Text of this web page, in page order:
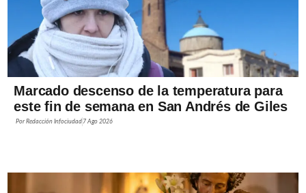
Marcado descenso de la temperatura para
este fin de semana en San Andrés de Giles
PorRedacción Infociudad 7 Ago 2026